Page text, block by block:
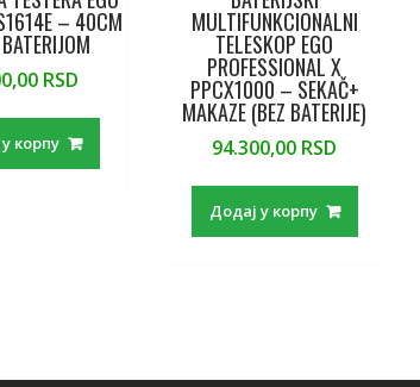
– 40CM
RSD
корпу
MULTIFUNKCIONALNI
TELESKOP EGO
PROFESSIONAL X
PPCX1000 – SEKAČ+
MAKAZE (BEZ BATERIJE)
94.300,00 RSD
Додај у корпу